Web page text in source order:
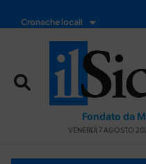
Cronache locali
Fondato da
VENERDÌ 7 AGOSTO